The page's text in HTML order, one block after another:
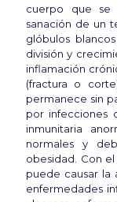
cuerpo que se
sanación de un
glóbulos
división y
inflamación
(fractura o
permanece sin
por infecciones
inmunitaria
normales y
obesidad. Con
puede causar la
enfermedades